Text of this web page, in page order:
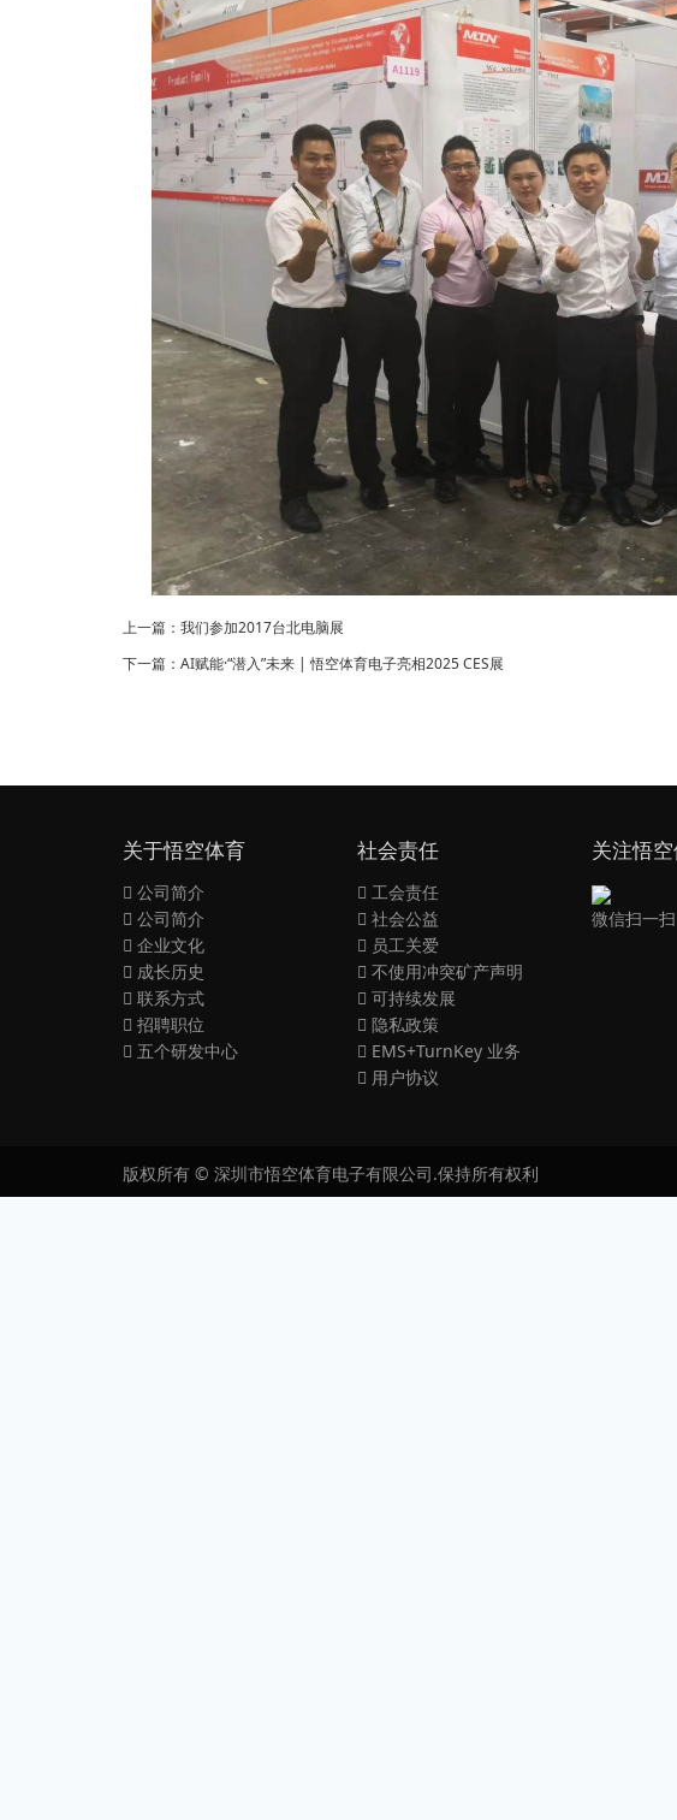
上一篇： 我们参加2017台北电脑展
下一篇： AI赋能·“潜入”未来 | 悟空体育电子亮相2025 CES展
关于悟空体育
公司简介
公司简介
企业文化
成长历史
联系方式
招聘职位
五个研发中心
社会责任
工会责任
社会公益
员工关爱
不使用冲突矿产声明
可持续发展
隐私政策
EMS+TurnKey 业务
用户协议
关注悟
微信扫一扫
版权所有 © 深圳市悟空体育电子有限公司.保持所有权利